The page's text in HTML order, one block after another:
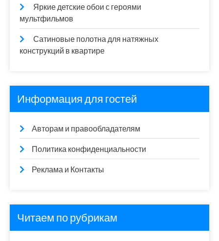
Яркие детские обои с героями
мультфильмов
Сатиновые полотна для натяжных
конструкций в квартире
Информация для гостей
Авторам и правообладателям
Политика конфиденциальности
Реклама и Контакты
Читаем по рубрикам